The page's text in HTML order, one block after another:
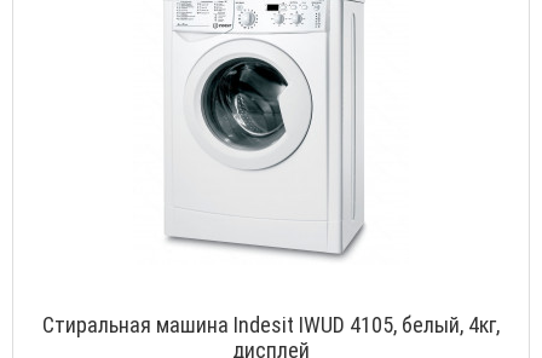
Стиральная машина Indesit IWUD 4105, белый, 4кг,
дисплей